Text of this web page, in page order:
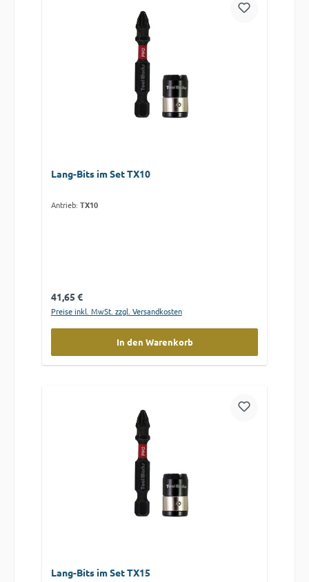
Lang-Bits im Set TX10
Antrieb: TX10
Regulärer Preis:
41,65 €
Preise inkl. MwSt. zzgl. Versandkosten
In den Warenkorb
Lang-Bits im Set TX15